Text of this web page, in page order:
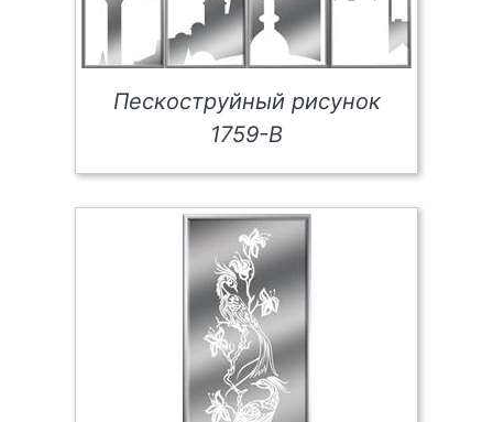
Пескоструйный рисунок
1759-В